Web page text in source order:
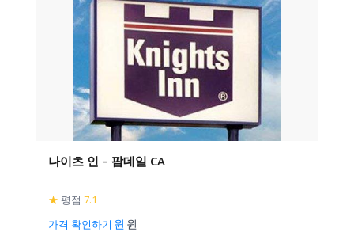
나이츠 인 – 팜데일 CA
★ 평점 7.1
가격 확인하기